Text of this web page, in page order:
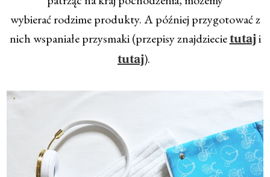
wybierać rodzime produkty. A później przygotować z
nich wspaniałe przysmaki (przepisy znajdziecie tutaji
tutaj).